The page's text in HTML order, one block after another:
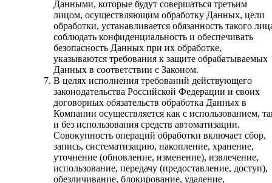
Данными, которые будут совершаться третьим
лицом, осуществляющим обработку Данных, цели
обработки, устанавливается обязанность такого
соблюдать конфиденциальность и обеспечивать
безопасность Данных при их обработке,
указываются требования к защите обрабатываемых
Данных в соответствии с Законом.
В целях исполнения требований действующего
законодательства Российской Федерации и своих
договорных обязательств обработка Данных в
Компании осуществляется как с использованием,
и без использования средств автоматизации.
Совокупность операций обработки включает сбор,
запись, систематизацию, накопление, хранение,
уточнение (обновление, изменение), извлечение,
использование, передачу (предоставление, доступ),
обезличивание, блокирование, удаление,